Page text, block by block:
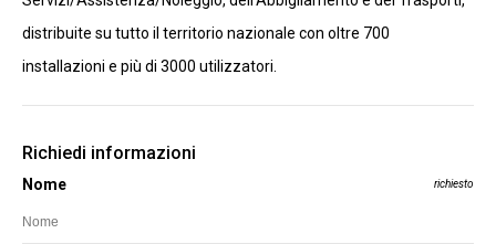
distribuite su tutto il territorio nazionale con oltre 700
installazioni e più di 3000 utilizzatori.
Richiedi informazioni
Nome richiesto